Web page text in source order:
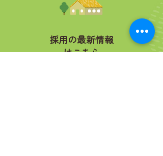
採用の最新情報
はこちら